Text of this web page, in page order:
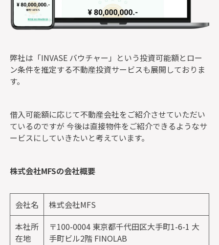
弊社は「INVASE バウチャー」という投資可能額とロー
ン条件を推定する不動産投資サービスも展開しておりま
す。
借入可能額に応じて不動産会社をご紹介させていただい
ているのですが 今後は直接物件をご紹介できるようなサ
ービスにしていきたいと考えています。
株式会社MFS​​​​​​​の会社概要
会社名
株式会社MFS
本社所
在地
〒100-0004 東京都千代田区大手町1-6-1 大
手町ビル2階 FINOLAB